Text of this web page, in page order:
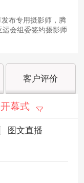
布专用摄影师，腾
会组委签约摄影师
客户评价
开幕式
图文直播